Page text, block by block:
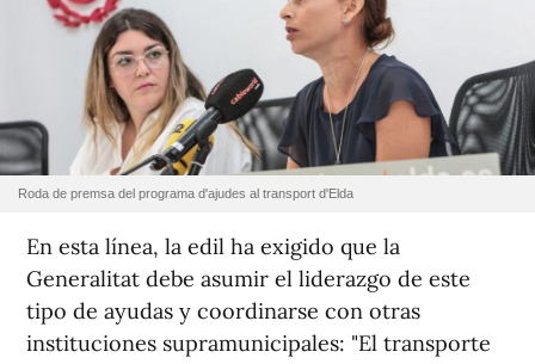
Roda de premsa del programa d'ajudes al transport d'Elda
En esta línea, la edil ha exigido que la
Generalitat debe asumir el liderazgo de este
tipo de ayudas y coordinarse con otras
instituciones supramunicipales: "El transporte